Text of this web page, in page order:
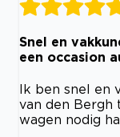
Snel en
een occasion
Ik ben snel en
van den Bergh
wagen nodig